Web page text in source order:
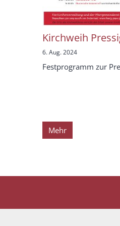
Kirchweih
6. Aug. 2024
Festprogramm zur
Mehr